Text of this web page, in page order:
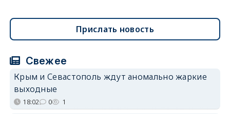
Прислать новость
Свежее
Крым и Севастополь ждут аномально жаркие
выходные
18:02 0 1